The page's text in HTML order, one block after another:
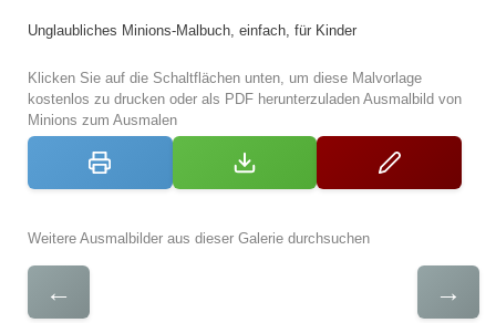
Unglaubliches Minions-Malbuch, einfach, für Kinder
Klicken Sie auf die Schaltflächen unten, um diese Malvorlage
kostenlos zu drucken oder als PDF herunterzuladen Ausmalbild von
Minions zum Ausmalen
Weitere Ausmalbilder aus dieser Galerie durchsuchen
← →